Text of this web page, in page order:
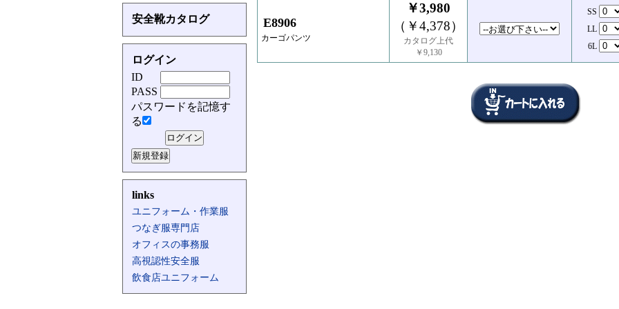
安全靴カタログ
ログイン
ID
PASS
パスワードを記憶す
る
links
ユニフォーム・作業服
つなぎ服専門店
オフィスの事務服
高視認性安全服
飲食店ユニフォーム
E8906
カーゴパンツ
￥3,980
（￥4,378）
カタログ上代
￥9,130
SS
LL
6L